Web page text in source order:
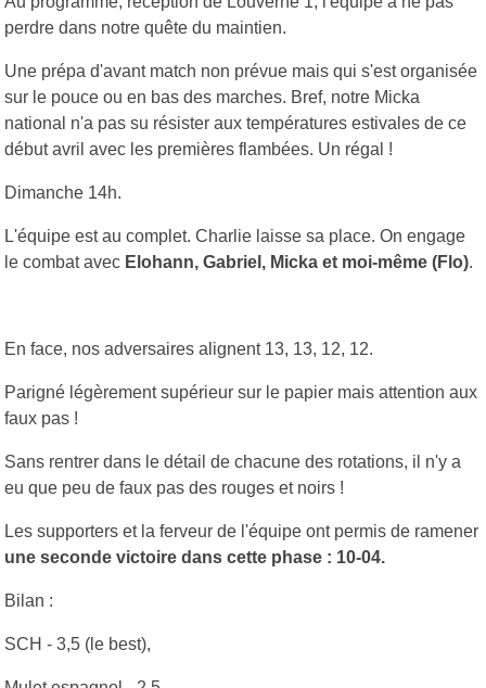
perdre dans notre quête du maintien.
Une prépa d'avant match non prévue mais qui s'est organisée
sur le pouce ou en bas des marches. Bref, notre Micka
national n'a pas su résister aux températures estivales de ce
début avril avec les premières flambées. Un régal !
Dimanche 14h.
L'équipe est au complet. Charlie laisse sa place. On engage
le combat avec Elohann, Gabriel, Micka et moi-même (Flo).
En face, nos adversaires alignent 13, 13, 12, 12.
Parigné légèrement supérieur sur le papier mais attention aux
faux pas !
Sans rentrer dans le détail de chacune des rotations, il n'y a
eu que peu de faux pas des rouges et noirs !
Les supporters et la ferveur de l'équipe ont permis de ramener
une seconde victoire dans cette phase : 10-04.
Bilan :
SCH - 3,5 (le best),